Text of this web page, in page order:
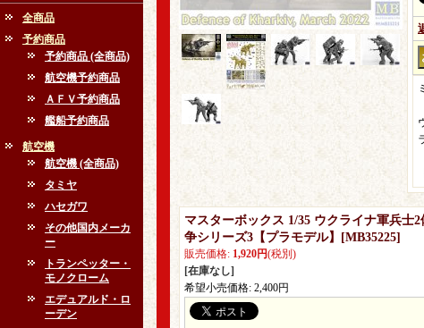
全商品
予約商品
予約商品 (全商品)
航空機予約商品
ＡＦＶ予約商品
艦船予約商品
航空機
航空機 (全商品)
タミヤ
ハセガワ
その他国内メーカ
ー
トランペッター・
モノクローム
エデュアルド・ロ
ーデン
マスターボックス 1/35 ウクライナ軍兵士
争シリーズ3【プラモデル】
[MB35225]
販売価格: 1,920円(税別)
[在庫なし]
希望小売価格: 2,400円